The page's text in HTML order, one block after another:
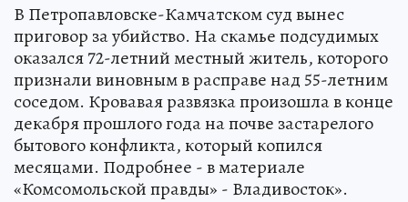
В Петропавловске-Камчатском суд вынес
приговор за убийство. На скамье подсудимых
оказался 72-летний местный житель, которого
признали виновным в расправе над 55-летним
соседом. Кровавая развязка произошла в конце
декабря прошлого года на почве застарелого
бытового конфликта, который копился
месяцами. Подробнее - в материале
«Комсомольской правды» - Владивосток».